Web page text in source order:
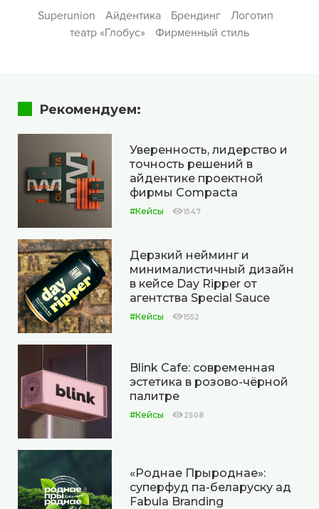
Superunion Айдентика Брендинг
Логотип
театр «Глобус»
Фирменный стиль
Рекомендуем:
Уверенность, лидерство и
точность решений в
айдентике проектной
фирмы Compacta
#Кейсы 1547
Дерзкий нейминг и
минималистичный дизайн
в кейсе Day Ripper от
агентства Special Sauce
#Кейсы 1552
Blink Cafe: современная
эстетика в розово-чёрной
палитре
#Кейсы 2508
«Роднае Прыроднае»:
суперфуд па-беларуску ад
Fabula Branding